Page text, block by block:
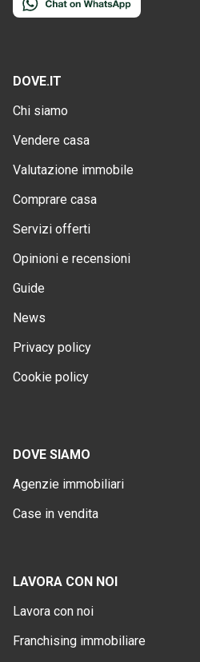
DOVE.IT
Chi siamo
Vendere casa
Valutazione immobile
Comprare casa
Servizi offerti
Opinioni e recensioni
Guide
News
Privacy policy
Cookie policy
DOVE SIAMO
Agenzie immobiliari
Case in vendita
LAVORA CON NOI
Lavora con noi
Franchising immobiliare